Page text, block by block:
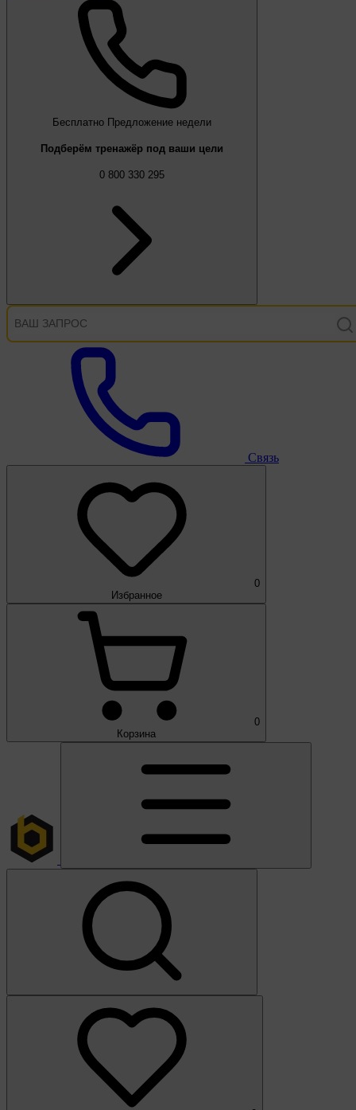
Бесплатно Предложение недели
Подберём тренажёр под ваши цели
0 800 330 295
Связь
0
Избранное
0
Корзина